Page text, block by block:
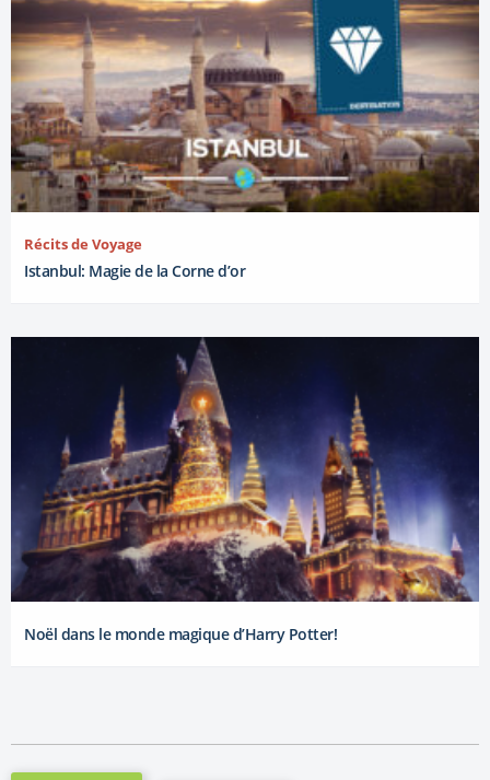
Récits de Voyage
Istanbul: Magie de la Corne d’or
Noël dans le monde magique d’Harry Potter!